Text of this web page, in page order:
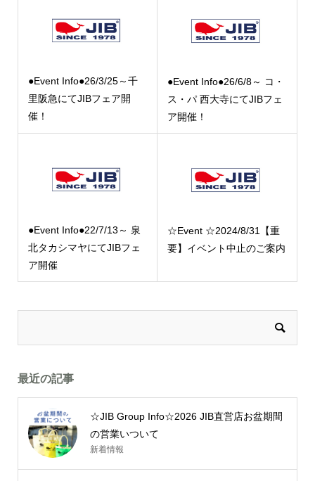
●Event Info●26/3/25～千
里阪急にてJIBフェア開
催！
●Event Info●26/6/8～ コ・
ス・パ 西大寺にてJIBフェ
ア開催！
●Event Info●22/7/13～ 泉
北タカシマヤにてJIBフェ
ア開催
☆Event ☆2024/8/31【重
要】イベント中止のご案内
最近の記事
☆JIB Group Info☆2026 JIB直営店お盆期間
の営業いついて
新着情報